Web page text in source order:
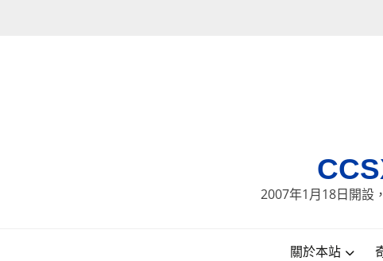
2007年1月18日開設
關於本站